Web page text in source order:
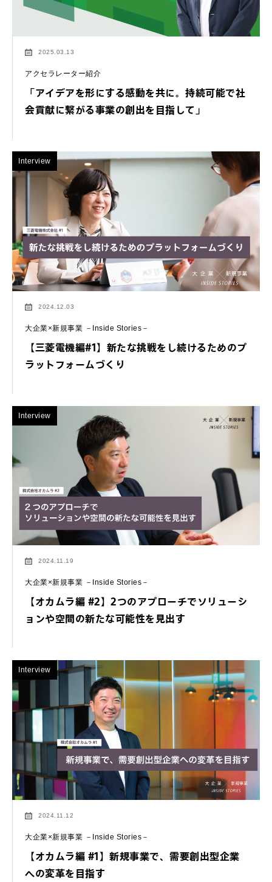
2025.03.13
アクセラレーター紹介
「アイデアを形にする感動を共に。持続可能で社
会貢献に繋がる事業の創出を目指して」
Interview
2024.12.03
大企業×新規事業 －Inside Stories－
【三菱電機編#1】新たな挑戦をし続けるためのプ
ラットフォームづくり
Interview
2024.11.19
大企業×新規事業 －Inside Stories－
【オカムラ編 #2】2つのアプローチでソリューシ
ョンや空間の新たな可能性を見出す
Interview
2024.11.12
大企業×新規事業 －Inside Stories－
【オカムラ編 #1】新規事業で、需要創出型企業
への変革を目指す